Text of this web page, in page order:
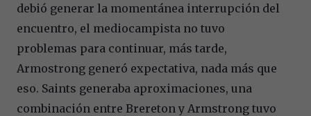
debió generar la momentánea interrupción del
encuentro, el mediocampista no tuvo
problemas para continuar, más tarde,
Armostrong generó expectativa, nada más que
eso. Saints generaba aproximaciones, una
combinación entre Brereton y Armstrong tuvo